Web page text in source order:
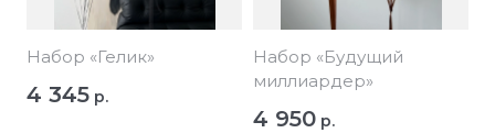
Набор «Гелик»
4 345 р.
Набор «Будущий
миллиардер»
4 950 р.